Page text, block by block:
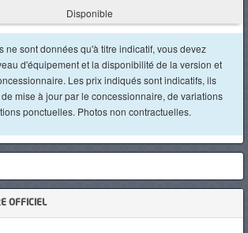
Disponible
ne sont données qu'à titre indicatif, vous devez
d'équipement et la disponibilité de la version et
Les prix indiqués sont indicatifs, ils
mise à jour par le concessionnaire, de variations
ponctuelles. Photos non contractuelles.
OFFICIEL